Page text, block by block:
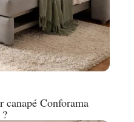
Conforama